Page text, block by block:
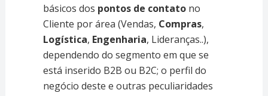
básicos dos pontos de contato no
Cliente por área (Vendas, Compras,
Logística, Engenharia, Lideranças..),
dependendo do segmento em que se
está inserido B2B ou B2C; o perfil do
negócio deste e outras peculiaridades